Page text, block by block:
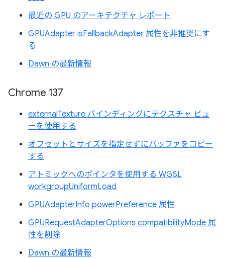
最近の GPU のアーキテクチャ レポート
GPUAdapter isFallbackAdapter 属性を非推奨にす
る
Dawn の最新情報
Chrome 137
externalTexture バインディングにテクスチャ ビュ
ーを使用する
オフセットとサイズを指定せずにバッファをコピー
する
アトミックへのポインタを使用する WGSL
workgroupUniformLoad
GPUAdapterInfo powerPreference 属性
GPURequestAdapterOptions compatibilityMode 属
性を削除
Dawn の最新情報